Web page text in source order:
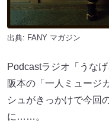
出典: FANY マガジン
Podcastラジオ「うな
阪本の「一人ミュージ
シュがきっかけで今回
に……。